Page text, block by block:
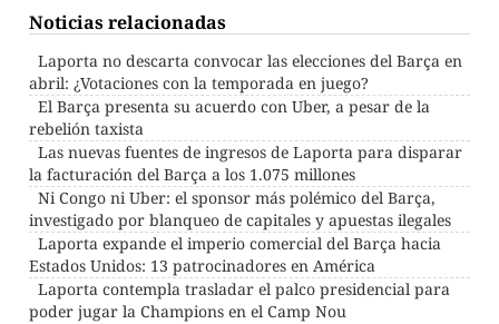
Noticias relacionadas
Laporta no descarta convocar las elecciones del Barça en
abril: ¿Votaciones con la temporada en juego?
El Barça presenta su acuerdo con Uber, a pesar de la
rebelión taxista
Las nuevas fuentes de ingresos de Laporta para disparar
la facturación del Barça a los 1.075 millones
Ni Congo ni Uber: el sponsor más polémico del Barça,
investigado por blanqueo de capitales y apuestas ilegales
Laporta expande el imperio comercial del Barça hacia
Estados Unidos: 13 patrocinadores en América
Laporta contempla trasladar el palco presidencial para
poder jugar la Champions en el Camp Nou